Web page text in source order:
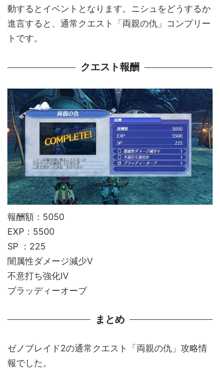
動するとイベントとなります。ニシュをどうするか
進言すると、通常クエスト「両親の仇」コンプリー
トです。
クエスト報酬
報酬額：5050
EXP：5500
SP ：225
闇属性ダメージ減少Ⅴ
不意打ち強化Ⅳ
ブラッディーオーブ
まとめ
ゼノブレイド2の通常クエスト「両親の仇」攻略情
報でした。